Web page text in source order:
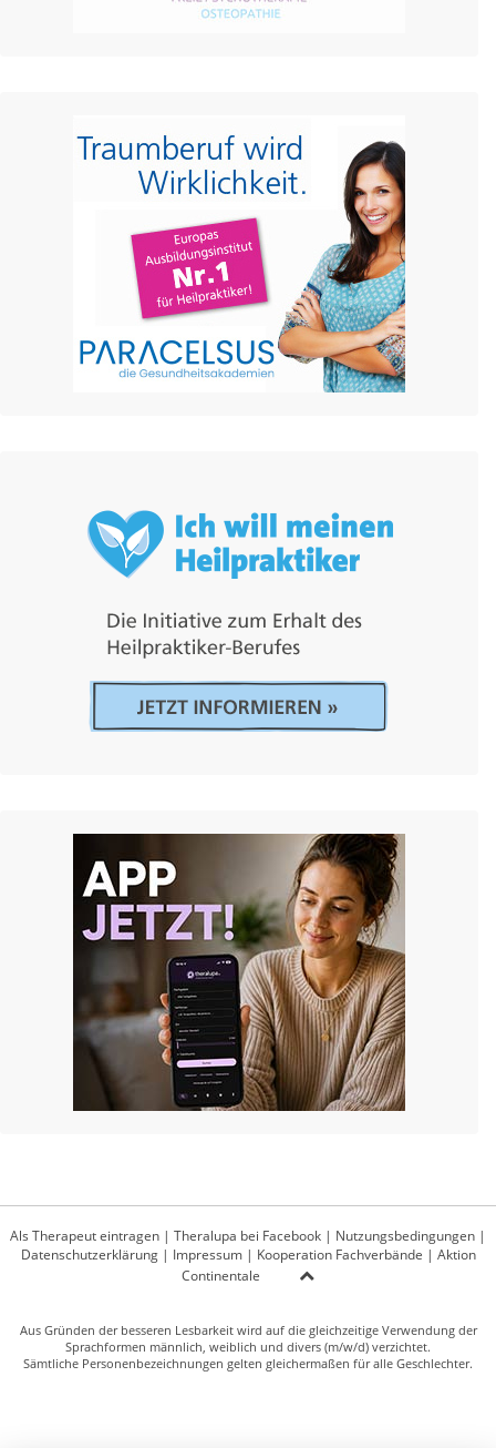
Als Therapeut eintragen | Theralupa bei Facebook | Nutzungsbedingungen |
Datenschutzerklärung| Impressum| Kooperation Fachverbände | Aktion
Continentale
Aus Gründen der besseren Lesbarkeit wird auf die gleichzeitige Verwendung der
Sprachformen männlich, weiblich und divers (m/w/d) verzichtet.
Sämtliche Personenbezeichnungen gelten gleichermaßen für alle Geschlechter.